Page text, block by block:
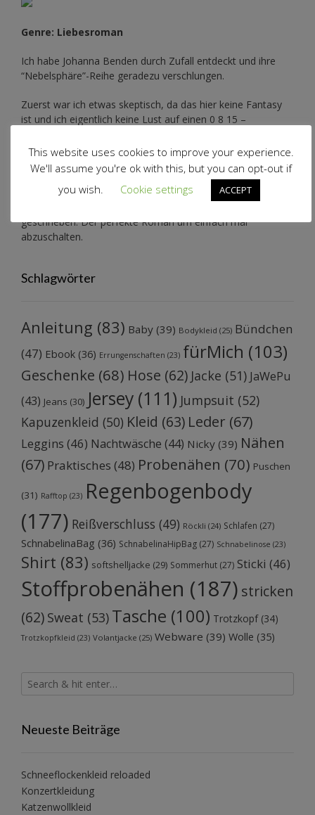
Genre: Liebesroman
Ich habe Johanna Benden durch Zufall entdeckt und ihre
“Nebelsphäre”-Reihe geradezu verschlungen.
Zuerst war ich etwas skeptisch, da das hier keine Fantasy
ist und ich eigentlich keine Lust auf einen 0 8 15 –
Das ist diese Geschichte aber definitiv nicht. Ich mag
Johannas Art ihre Protagonisten zu schildern. Sie zieht einen
sofort in den Bann. Natürlich ist das hier eher leichte Kost,
geschrieben. Der perfekte Roman um einfach mal
abzuschalten.
Schlagwörter
Anleitung (83) Baby (39) Bodykleid (25) Bündchen
(47) Ebook (36) Errungenschaften (23) fürMich (103)
Geschenke (68) Hose (62) Jacke (51) JaWePu
(43) Jeans (30) Jersey (111) Jumpsuit (52)
Kapuzenkleid (50) Kleid (63) Leder (67)
Leggins (46) Nachtwäsche (44) Nicky (39) Nähen
(67) Praktisches (48) Probenähen (70) Puschen
(31) Rafftop (23) Regenbogenbody
(177) Reißverschluss (49) Röckli (24) Schlafen (27)
SchnabelinaBag (36) SchnabelinaHipBag (27) Schnabelinose (23)
Shirt (83) softshelljacke (29) Sommerhut (27) Sticki (46)
Stoffprobenähen (187) stricken
(62) Sweat (53) Tasche (100) Trotzkopf(34)
Trotzkopfkleid (23) Volantjacke (25) Webware (39) Wolle (35)
Neueste Beiträge
Schneeflockenkleid reloaded
Konzertkleidung
Katzenwollkleid
This website uses cookies to improve your experience.
We'll assume you're ok with this, but you can opt-out if
you wish.
Cookie settings ACCEPT